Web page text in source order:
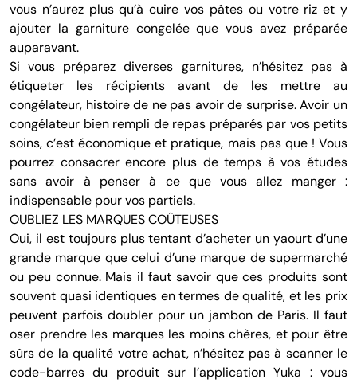
vous n’aurez plus qu’à cuire vos pâtes ou votre riz et y
ajouter la garniture congelée que vous avez préparée
auparavant.
Si vous préparez diverses garnitures, n’hésitez pas à
étiqueter les récipients avant de les mettre au
congélateur, histoire de ne pas avoir de surprise. Avoir un
congélateur bien rempli de repas préparés par vos petits
soins, c’est économique et pratique, mais pas que ! Vous
pourrez consacrer encore plus de temps à vos études
sans avoir à penser à ce que vous allez manger :
indispensable pour vos partiels.
OUBLIEZ LES MARQUES COÛTEUSES
Oui, il est toujours plus tentant d’acheter un yaourt d’une
grande marque que celui d’une marque de supermarché
ou peu connue. Mais il faut savoir que ces produits sont
souvent quasi identiques en termes de qualité, et les prix
peuvent parfois doubler pour un jambon de Paris. Il faut
oser prendre les marques les moins chères, et pour être
sûrs de la qualité votre achat, n’hésitez pas à scanner le
code-barres du produit sur l’applicationYuka : vous